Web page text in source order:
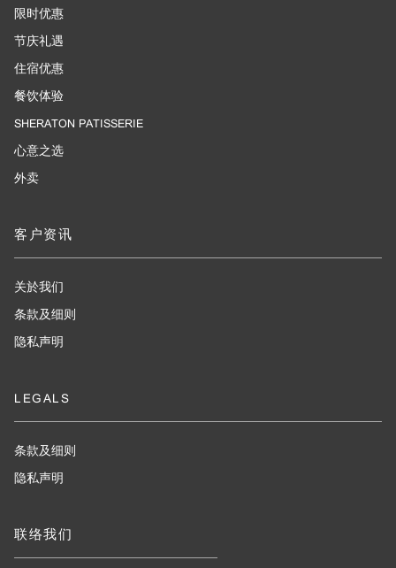
限时优惠
节庆礼遇
住宿优惠
餐饮体验
SHERATON PATISSERIE
心意之选
外卖
客户资讯
关於我们
条款及细则
隐私声明
LEGALS
条款及细则
隐私声明
联络我们